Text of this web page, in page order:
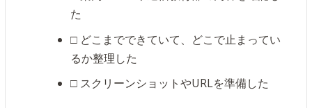
た
□ どこまでできていて、どこで止まってい
るか整理した
□ スクリーンショットやURLを準備した